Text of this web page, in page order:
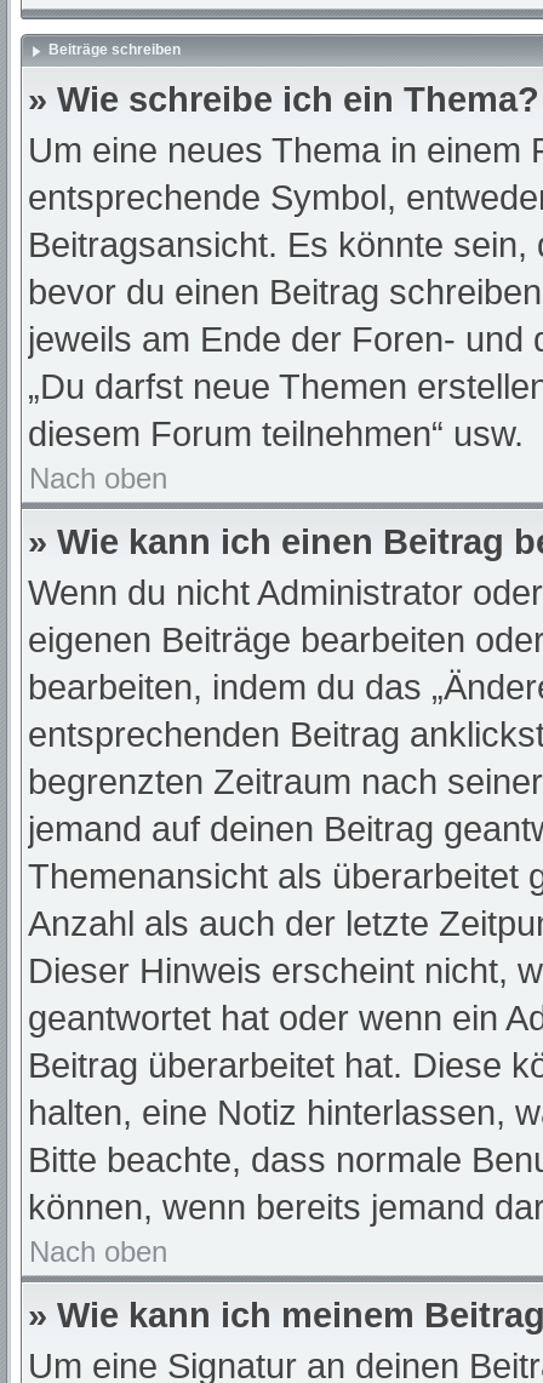
Beiträge schreiben
» Wie schreibe ich ein Thema?
Um eine neues Thema in
entsprechende Symbol,
Beitragsansicht. Es könnte
bevor du einen Beitrag
jeweils am Ende der Foren-
„Du darfst neue Themen
diesem Forum teilnehmen“ usw.
Nach oben
» Wie kann ich einen Beitrag
Wenn du nicht Administrator
eigenen Beiträge bearbeiten
bearbeiten, indem du das
entsprechenden Beitrag
begrenzten Zeitraum nach
jemand auf deinen Beitrag
Themenansicht als überarbeitet
Anzahl als auch der letzte
Dieser Hinweis erscheint nicht,
geantwortet hat oder wenn ein
Beitrag überarbeitet hat. Diese
halten, eine Notiz hinterlassen,
Bitte beachte, dass normale
können, wenn bereits jemand
Nach oben
» Wie kann ich meinem
Um eine Signatur an deinen